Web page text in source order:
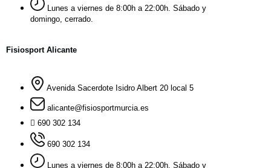
Lunes a viernes de 8:00h a 22:00h. Sábado y
domingo, cerrado.
Fisiosport Alicante
Avenida Sacerdote Isidro Albert 20 local 5
alicante@fisiosportmurcia.es
690 302 134
690 302 134
Lunes a viernes de 8:00h a 22:00h. Sábado y